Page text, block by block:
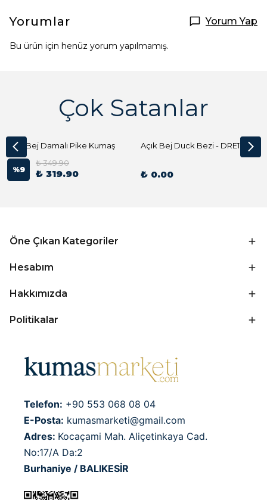
Yorumlar Yorum Yap
Bu ürün için henüz yorum yapılmamış.
Çok Satanlar
Açık Bej Damalı Pike Kumaş
%9
₺ 349.90
₺ 319.90
Açık Bej Duck Bezi - DRE1144 Kumaş Peçete
₺ 0.00
Öne Çıkan Kategoriler
Hesabım
Hakkımızda
Politikalar
Telefon: +90 553 068 08 04
E-Posta: kumasmarketi@gmail.com
Adres: Kocaçami Mah. Aliçetinkaya Cad.
No:17/A Da:2
Burhaniye / BALIKESİR